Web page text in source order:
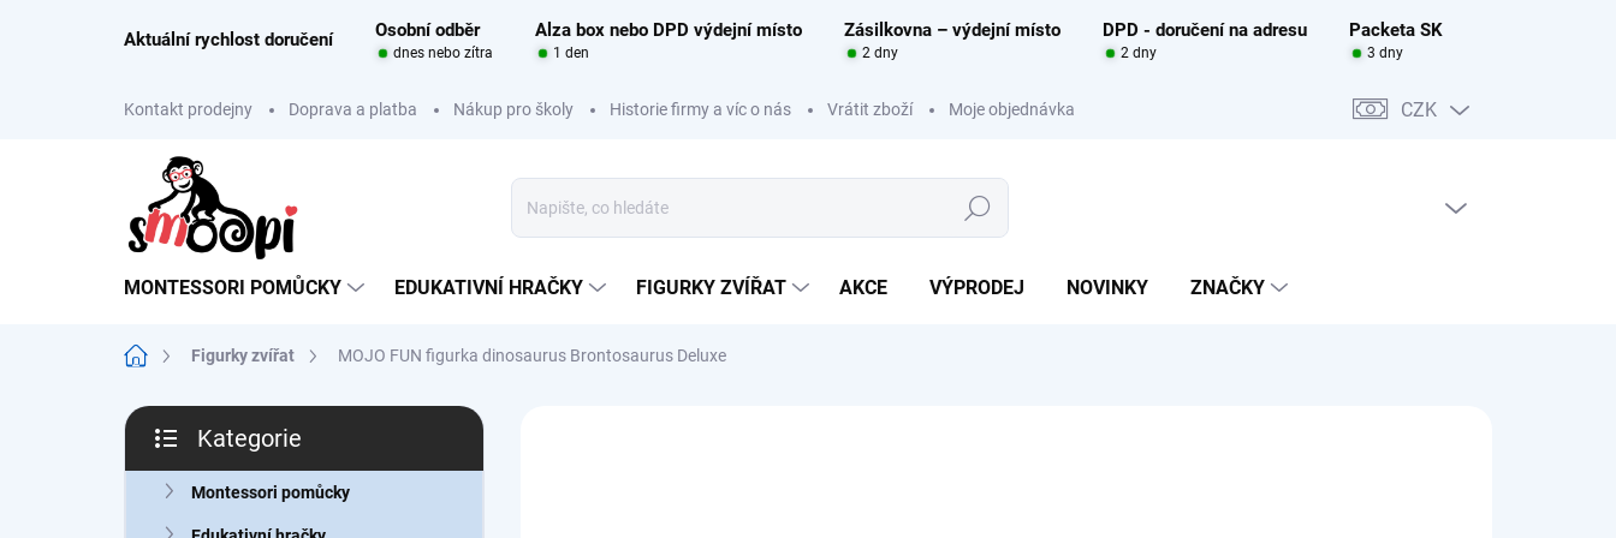
Aktuální rychlost doručení Osobní odběr Alza box nebo DPD výdejní místo Zásilkovna – výdejní místo DPD - doručení na adresu Packeta SK
dnes nebo zítra 1 den 2 dny 2 dny 3 dny
Kontakt prodejny Doprava a platba Nákup pro školy Historie firmy a víc o nás Vrátit zboží Moje objednávka CZK
Hledat
MONTESSORI POMŮCKY EDUKATIVNÍ HRAČKY FIGURKY ZVÍŘAT AKCE VÝPRODEJ NOVINKY ZNAČKY
Domů Figurky zvířat MOJO FUN figurka dinosaurus Brontosaurus Deluxe
P
s
kategorie
Kategorie
Montessori pomůcky